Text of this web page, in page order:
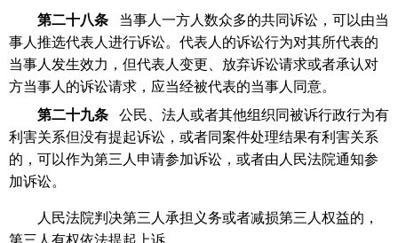
第二十八条
当事人一方人数众多的共同诉讼，可以由当
事人推选代表人进行诉讼。代表人的诉讼行为对其所代表的
当事人发生效力，但代表人变更、放弃诉讼请求或者承认对
方当事人的诉讼请求，应当经被代表的当事人同意。
第二十九条
公民、法人或者其他组织同被诉行政行为有
利害关系但没有提起诉讼，或者同案件处理结果有利害关系
的，可以作为第三人申请参加诉讼，或者由人民法院通知参
加诉讼。
人民法院判决第三人承担义务或者减损第三人权益的，
第三人有权依法提起上诉。